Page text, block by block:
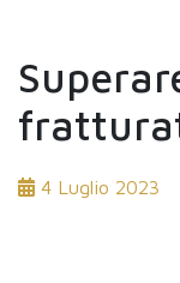
4 Luglio 2023